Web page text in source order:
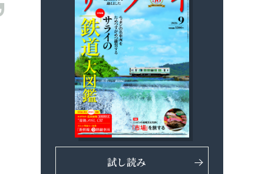
試し読み